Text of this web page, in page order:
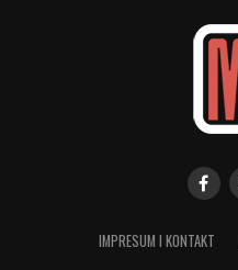
IMPRESUM I KONTAKT